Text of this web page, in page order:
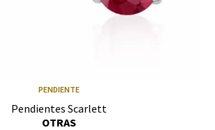
PENDIENTE
Pendientes Scarlett
OTRAS